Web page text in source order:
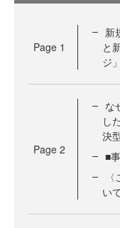
Page 1
新
と
ジ
Page 2
な
し
決
■
い